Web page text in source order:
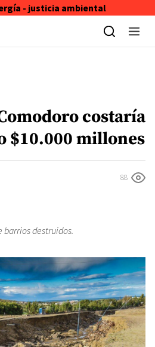
- justicia ambiental
costaría
$10.000 millones
88
barrios destruidos.